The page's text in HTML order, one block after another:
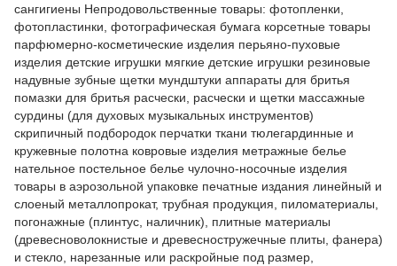
сангигиены Непродовольственные товары: фотопленки,
фотопластинки, фотографическая бумага корсетные товары
парфюмерно-косметические изделия перьяно-пуховые
изделия детские игрушки мягкие детские игрушки резиновые
надувные зубные щетки мундштуки аппараты для бритья
помазки для бритья расчески, расчески и щетки массажные
сурдины (для духовых музыкальных инструментов)
скрипичный подбородок перчатки ткани тюлегардинные и
кружевные полотна ковровые изделия метражные белье
нательное постельное белье чулочно-носочные изделия
товары в аэрозольной упаковке печатные издания линейный и
слоеный металлопрокат, трубная продукция, пиломатериалы,
погонажные (плинтус, наличник), плитные материалы
(древесноволокнистые и древесностружечные плиты, фанера)
и стекло, нарезанные или раскройные под размер,